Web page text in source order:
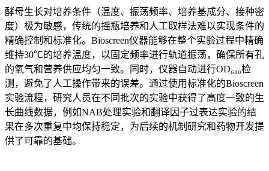
酵母生长对培养条件（温度、振荡频率、培养基成分、接种密
度）极为敏感，传统的摇瓶培养和人工取样法难以实现条件的
精确控制和标准化。Bioscreen仪器能够在整个实验过程中精确
维持30℃的培养温度，以固定频率进行轨道振荡，确保所有孔
的氧气和营养供应均匀一致。同时，仪器自动进行OD₆₀₀检
测，避免了人工操作带来的误差。通过使用标准化的Bioscreen
实验流程，研究人员在不同批次的实验中获得了高度一致的生
长曲线数据，例如NAB处理实验和翻译因子过表达实验的结
果在多次重复中均保持稳定，为后续的机制研究和药物开发提
供了可靠的基础。